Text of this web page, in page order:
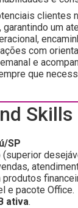
clientes
garantindo um
com
e
que
Skills
SP
e pacote Office.
ativa.